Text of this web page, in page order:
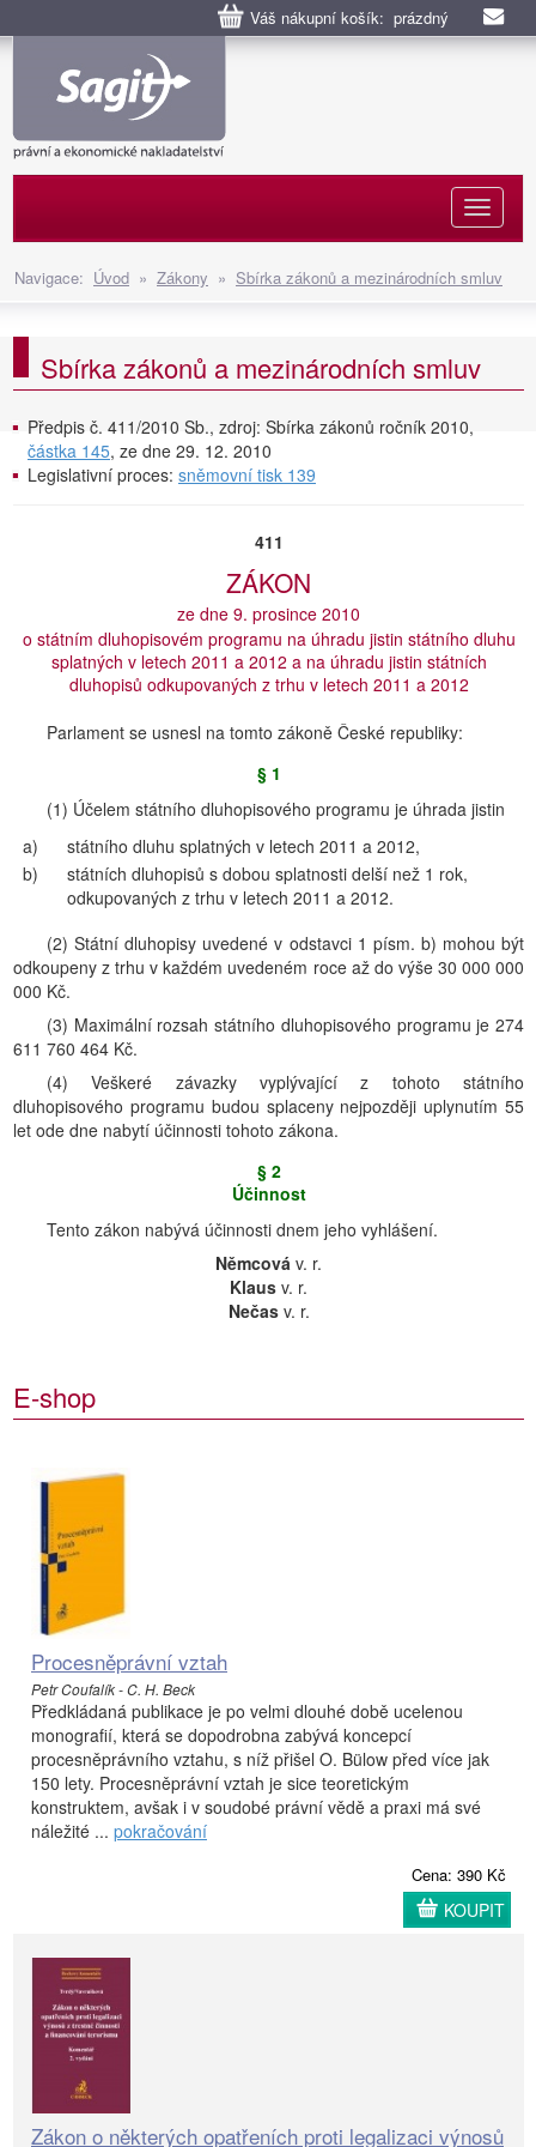
Váš nákupní košík: prázdný
Navigace: Úvod » Zákony » Sbírka zákonů a mezinárodních smluv
Sbírka zákonů a mezinárodních smluv
Předpis č. 411/2010 Sb., zdroj: Sbírka zákonů ročník 2010,
částka 145, ze dne 29. 12. 2010
Legislativní proces: sněmovní tisk 139
411
ZÁKON
ze dne 9. prosince 2010
o státním dluhopisovém programu na úhradu jistin státního dluhu
splatných v letech 2011 a 2012 a na úhradu jistin státních
dluhopisů odkupovaných z trhu v letech 2011 a 2012
Parlament se usnesl na tomto zákoně České republiky:
§ 1
(1) Účelem státního dluhopisového programu je úhrada jistin
a)
státního dluhu splatných v letech 2011 a 2012,
b)
státních dluhopisů s dobou splatnosti delší než 1 rok,
odkupovaných z trhu v letech 2011 a 2012.
(2) Státní dluhopisy uvedené v odstavci 1 písm. b) mohou být
odkoupeny z trhu v každém uvedeném roce až do výše 30 000 000
000 Kč.
(3) Maximální rozsah státního dluhopisového programu je 274
611 760 464 Kč.
(4) Veškeré závazky vyplývající z tohoto státního
dluhopisového programu budou splaceny nejpozději uplynutím 55
let ode dne nabytí účinnosti tohoto zákona.
§ 2
Účinnost
Tento zákon nabývá účinnosti dnem jeho vyhlášení.
Němcová v. r.
Klaus v. r.
Nečasv. r.
E-shop
Procesněprávní vztah
Petr Coufalík - C. H. Beck
Předkládaná publikace je po velmi dlouhé době ucelenou
monografií, která se dopodrobna zabývá koncepcí
procesněprávního vztahu, s níž přišel O. Bülow před více jak
150 lety. Procesněprávní vztah je sice teoretickým
konstruktem, avšak i v soudobé právní vědě a praxi má své
náležité ... pokračování
Cena: 390 Kč
KOUPIT
Zákon o některých opatřeních proti legalizaci výnosů